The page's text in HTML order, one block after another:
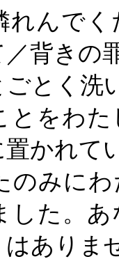
れんで
背きの
とく洗
とをわ
かれて
のみに
した。
ありま